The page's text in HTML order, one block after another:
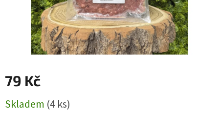
79 Kč
cena:
Skladem (4 ks)